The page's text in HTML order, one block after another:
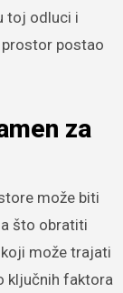
toj odluci i
prostor postao
za
može biti
što obratiti
može trajati
ključnih faktora